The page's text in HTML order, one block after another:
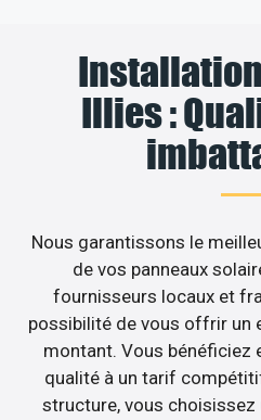
Illies :
Nous garantissons le
de vos panneaux
fournisseurs locaux et
possibilité de vous offrir un
montant. Vous bénéficiez
qualité à un tarif
structure, vous